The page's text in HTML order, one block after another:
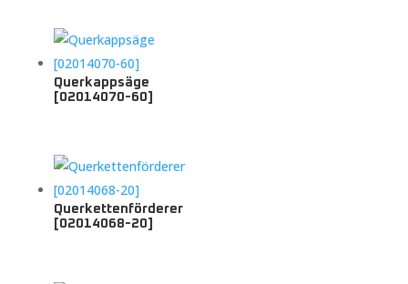
Querkappsäge
[02014070-60]
Querkettenförderer
[02014068-20]